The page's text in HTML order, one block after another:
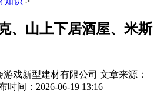
、山上下居酒屋、米斯
游戏新型建材有限公司 文章来源：
时间：2026-06-19 13:16